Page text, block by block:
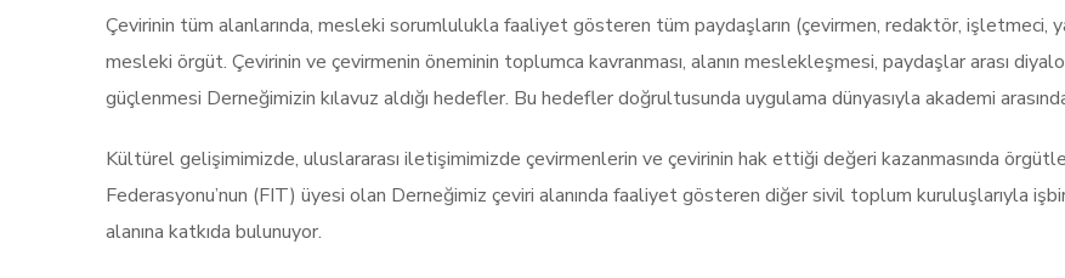
Çevirinin tüm alanlarında, mesleki sorumlulukla faaliyet gösteren tüm paydaşların (çevirmen, redaktör, işletmeci,
mesleki örgüt. Çevirinin ve çevirmenin öneminin toplumca kavranması, alanın meslekleşmesi, paydaşlar arası
güçlenmesi Derneğimizin kılavuz aldığı hedefler. Bu hedefler doğrultusunda uygulama dünyasıyla akademi
Kültürel gelişimimizde, uluslararası iletişimimizde çevirmenlerin ve çevirinin hak ettiği değeri kazanmasında
Federasyonu’nun (FIT) üyesi olan Derneğimiz çeviri alanında faaliyet gösteren diğer sivil toplum kuruluşlarıyla
alanına katkıda bulunuyor.